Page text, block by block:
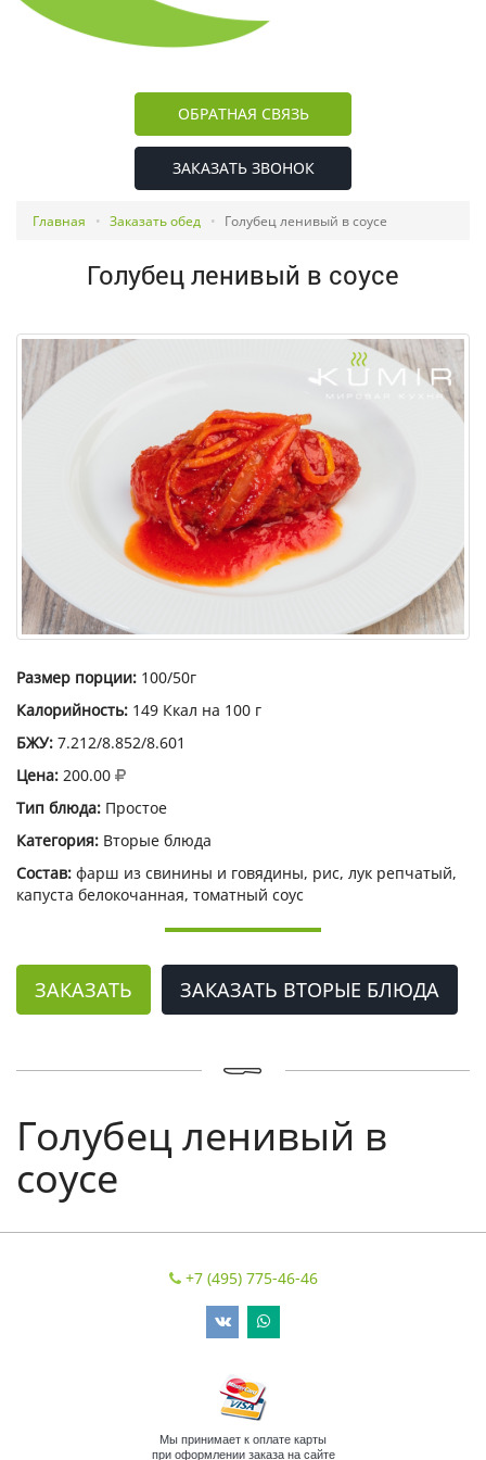
ОБРАТНАЯ СВЯЗЬ
ЗАКАЗАТЬ ЗВОНОК
Главная Заказать обед Голубец ленивый в соусе
Голубец ленивый в соусе
Размер порции: 100/50г
Калорийность: 149 Ккал на 100 г
БЖУ: 7.212/8.852/8.601
Цена: 200.00
Тип блюда: Простое
Категория: Вторые блюда
Состав: фарш из свинины и говядины, рис, лук репчатый,
капуста белокочанная, томатный соус
ЗАКАЗАТЬ ЗАКАЗАТЬ ВТОРЫЕ БЛЮДА
Голубец ленивый в
соусе
+7 (495) 775-46-46
Мы принимает к оплате карты
при оформлении заказа на сайте